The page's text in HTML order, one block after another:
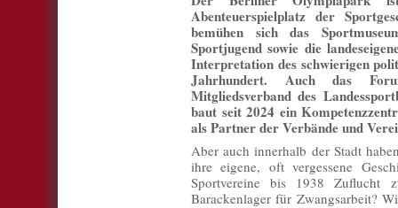
Abenteuerspielplatz der
bemühen sich das
Sportjugend sowie die
Interpretation des schwierigen
Jahrhundert. Auch das
Mitgliedsverband des
baut seit 2024 ein
als Partner der Verbände und
Aber auch innerhalb der Stadt
ihre eigene, oft vergessene
Sportvereine bis 1938 Zuflucht
Barackenlager für Zwangsarbeit?